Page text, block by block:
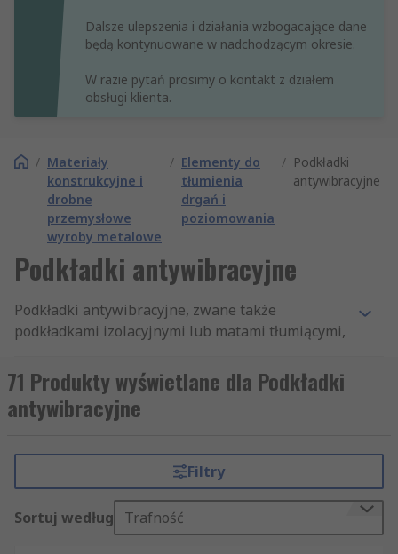
Dalsze ulepszenia i działania wzbogacające dane
będą kontynuowane w nadchodzącym okresie.
W razie pytań prosimy o kontakt z działem
obsługi klienta.
/ Materiały
konstrukcyjne i
drobne
przemysłowe
wyroby metalowe
/ Elementy do
tłumienia
drgań i
poziomowania
/ Podkładki
antywibracyjne
Podkładki antywibracyjne
Podkładki antywibracyjne, zwane także
podkładkami izolacyjnymi lub matami tłumiącymi,
służące do pochłaniania i równomiernego
rozkładania drgań przenoszonych przez
pracujące maszyny i urządzenia. Podkładki
tłumienia drgań i poziomowania.
Zasada działania opiera się na właściwościach
materiału nieściśliwego, najczęściej gumy lub jej
mieszanek, który pod wpływem drgań ugina się i
71 Produkty wyświetlane dla Podkładki
antywibracyjne
Filtry
Sortuj według Trafność